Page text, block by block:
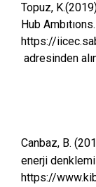
Topuz,
Hub Ambıtıons.
https://
adresinden
Canbaz, B.
enerji denklemi
https://